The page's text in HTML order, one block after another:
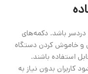
دردسر باشد. دکمه‌های
خاموش کردن دستگاه
استفاده باشند.
کاربران بدون نیاز به